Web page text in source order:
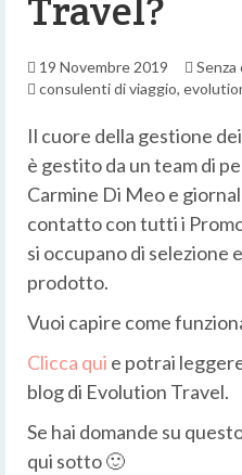
19 Novembre 2019 Senza
consulenti di viaggio,
Il cuore della gestione
è gestito da un team di
Carmine Di Meo e
contatto con tutti i
si occupano di selezione
prodotto.
Vuoi capire come
Clicca qui e potrai
blog di Evolution Travel.
Se hai domande su
qui sotto 🙂